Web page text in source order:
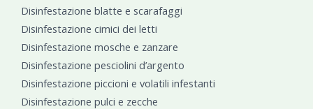
Disinfestazione blatte e scarafaggi
Disinfestazione cimici dei letti
Disinfestazione mosche e zanzare
Disinfestazione pesciolini d’argento
Disinfestazione piccioni e volatili infestanti
Disinfestazione pulci e zecche